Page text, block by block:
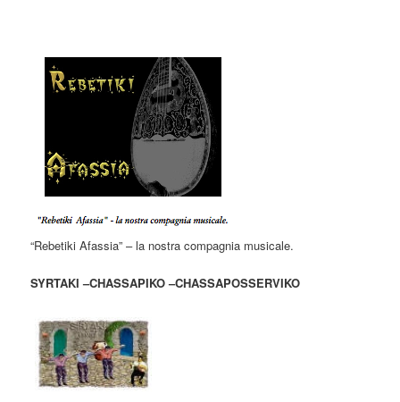
“Rebetiki Afassia” – la nostra compagnia musicale.
SYRTAKI –CHASSAPIKO –CHASSAPOSSERVIKO